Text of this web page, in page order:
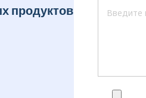
продуктов